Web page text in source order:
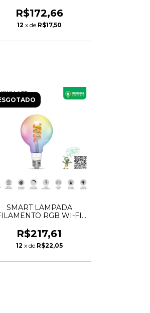
R$172,66
12 x de R$17,50
SMART LAMPADA
RGB WI-FI
TASCHIBRA
R$217,61
12 x de R$22,05